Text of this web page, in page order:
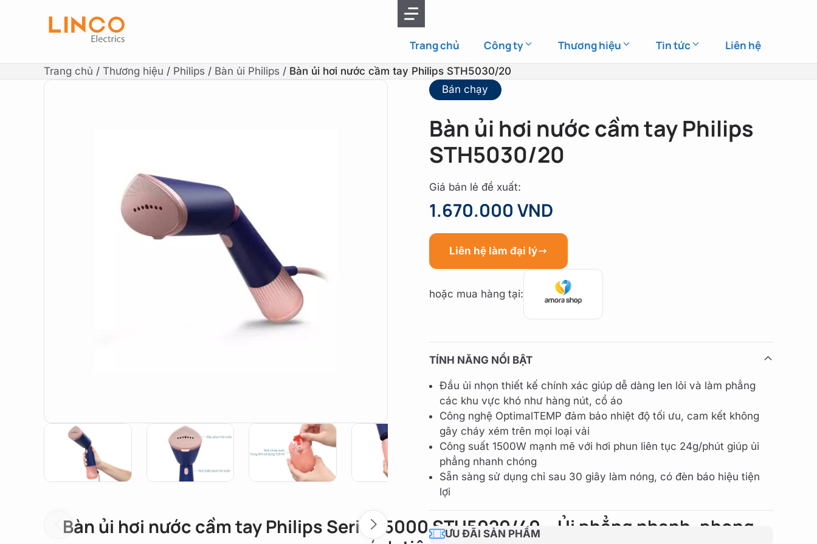
Trang chủ Công ty Thương hiệu Tin tức Liên hệ
Trang chủ / Thương hiệu / Philips / Bàn ủi Philips / Bàn ủi hơi nước cầm tay Philips STH5030/20
Bán chạy
Bàn ủi hơi nước cầm tay Philips
STH5030/20
Giá bán lẻ đề xuất:
1.670.000 VND
Liên hệ làm đại lý
hoặc mua hàng tại:
TÍNH NĂNG NỔI BẬT
Đầu ủi nhọn thiết kế chính xác giúp dễ dàng len lỏi và làm phẳng
các khu vực khó như hàng nút, cổ áo
Công nghệ OptimalTEMP đảm bảo nhiệt độ tối ưu, cam kết không
gây cháy xém trên mọi loại vải
Công suất 1500W mạnh mẽ với hơi phun liên tục 24g/phút giúp ủi
phẳng nhanh chóng
Sẵn sàng sử dụng chỉ sau 30 giây làm nóng, có đèn báo hiệu tiện
lợi
ƯU ĐÃI SẢN PHẨM
Bàn ủi hơi nước cầm tay Philips Series 5000 STH5020/40 – Ủi phẳng nhanh, phong